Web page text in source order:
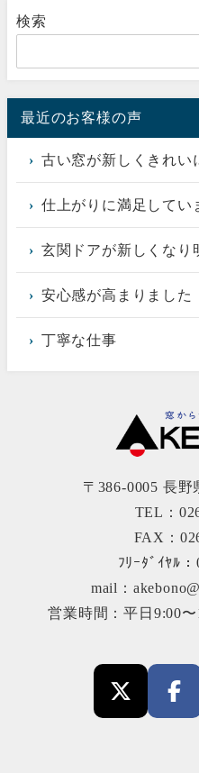
検索
最近のお客様の声
古い窓が新しくきれい
仕上がりに満足してい
玄関ドアが新しくなり
安心感が高まりました
丁寧な仕事
〒386-0005 長野
TEL：
FAX：
ﾌﾘｰﾀﾞｲﾔﾙ
mail：
営業時間：平日9:00